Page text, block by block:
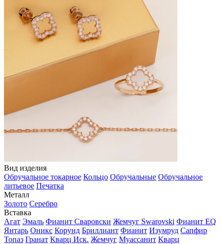
Вид изделия
Обручальное токарное Кольцо Обручальные Обручальное
литьевое Печатка
Металл
Золото Серебро
Вставка
Агат Эмаль Фианит Сваровски Жемчуг Swarovski Фианит EQ
Янтарь Оникс Корунд Бриллиант Фианит Изумруд Сапфир
Топаз Гранат Кварц Иск. Жемчуг Муассанит Кварц